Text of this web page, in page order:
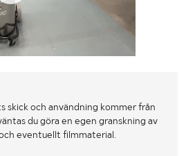
skick och användning kommer från
du göra en egen granskning av
eventuellt filmmaterial.